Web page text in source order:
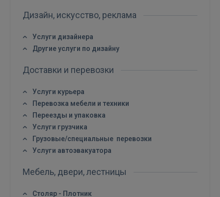
Войти
Дизайн, искусство, реклама
Услуги дизайнера
Другие услуги по дизайну
Доставки и перевозки
Услуги курьера
Перевозка мебели и техники
Переезды и упаковка
Услуги грузчика
Грузовые/специальные перевозки
Услуги автоэвакуатора
Мебель, двери, лестницы
Столяр - Плотник